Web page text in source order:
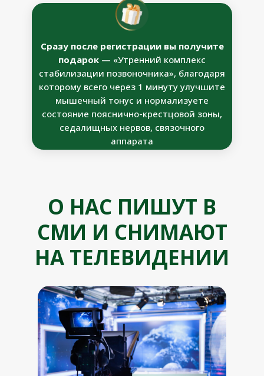
Сразу после регистрации вы получите
подарок — «Утренний комплекс
стабилизации позвоночника», благодаря
которому всего через 1 минуту улучшите
мышечный тонус и нормализуете
состояние пояснично-крестцовой зоны,
седалищных нервов, связочного
аппарата
О НАС ПИШУТ В
СМИ И СНИМАЮТ
НА ТЕЛЕВИДЕНИИ